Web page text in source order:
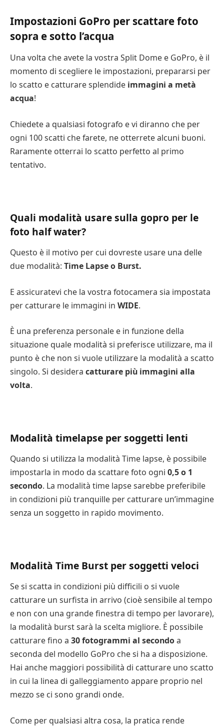
Impostazioni GoPro per scattare foto
sopra e sotto l’acqua
Una volta che avete la vostra Split Dome e GoPro, è il
momento di scegliere le impostazioni, prepararsi per
lo scatto e catturare splendide immagini a metà
acqua!
Chiedete a qualsiasi fotografo e vi diranno che per
ogni 100 scatti che farete, ne otterrete alcuni buoni.
Raramente otterrai lo scatto perfetto al primo
tentativo.
Quali modalità usare sulla gopro per le
foto half water?
Questo è il motivo per cui dovreste usare una delle
due modalità: Time Lapse o Burst.
E assicuratevi che la vostra fotocamera sia impostata
per catturare le immagini in WIDE.
È una preferenza personale e in funzione della
situazione quale modalità si preferisce utilizzare, ma il
punto è che non si vuole utilizzare la modalità a scatto
singolo. Si desidera catturare più immagini alla
volta.
Modalità timelapse per soggetti lenti
Quando si utilizza la modalità Time lapse, è possibile
impostarla in modo da scattare foto ogni 0,5 o 1
secondo. La modalità time lapse sarebbe preferibile
in condizioni più tranquille per catturare un’immagine
senza un soggetto in rapido movimento.
Modalità Time Burst per soggetti veloci
Se si scatta in condizioni più difficili o si vuole
catturare un surfista in arrivo (cioè sensibile al tempo
e non con una grande finestra di tempo per lavorare),
la modalità burst sarà la scelta migliore. È possibile
catturare fino a 30 fotogrammi al secondoa
seconda del modello GoPro che si ha a disposizione.
Hai anche maggiori possibilità di catturare uno scatto
in cui la linea di galleggiamento appare proprio nel
mezzo se ci sono grandi onde.
Come per qualsiasi altra cosa, la pratica rende